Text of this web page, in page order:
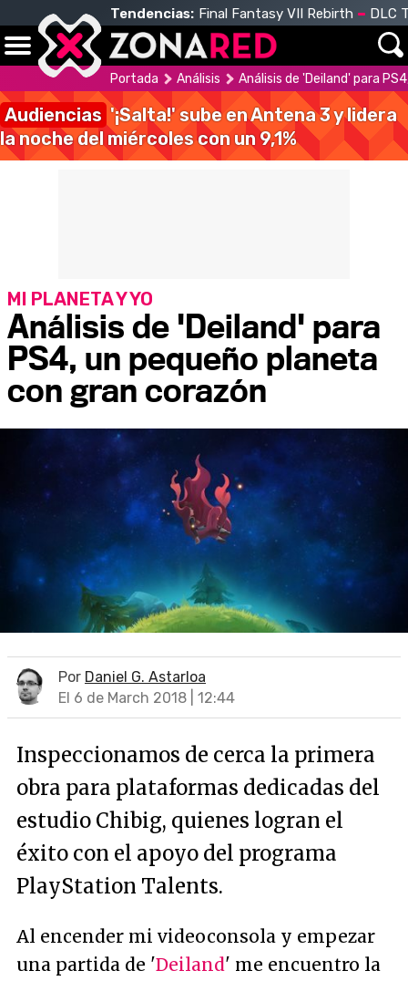
Tendencias: Final Fantasy VII Rebirth DLC
Portada Análisis Análisis de 'Deiland' para
Audiencias '¡Salta!' sube en Antena 3 y lidera
la noche del miércoles con un 9,1%
Análisis de 'Deiland' para
PS4, un pequeño planeta
con gran corazón
MI PLANETA Y YO
Por Daniel G. Astarloa
El 6 de March 2018 | 12:44
Inspeccionamos de cerca la primera
obra para plataformas dedicadas del
estudio Chibig, quienes logran el
éxito con el apoyo del programa
PlayStation Talents.
Al encender mi videoconsola y empezar
una partida de 'Deiland' me encuentro la